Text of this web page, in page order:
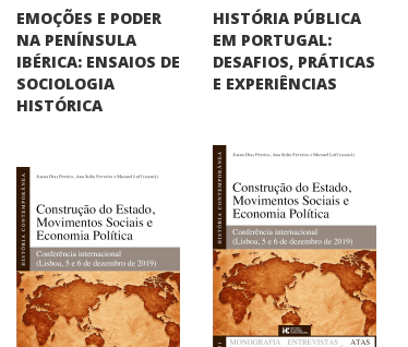
EMOÇÕES E PODER
NA PENÍNSULA
IBÉRICA: ENSAIOS DE
SOCIOLOGIA
HISTÓRICA
HISTÓRIA PÚBLICA
EM PORTUGAL:
DESAFIOS, PRÁTICAS
E EXPERIÊNCIAS